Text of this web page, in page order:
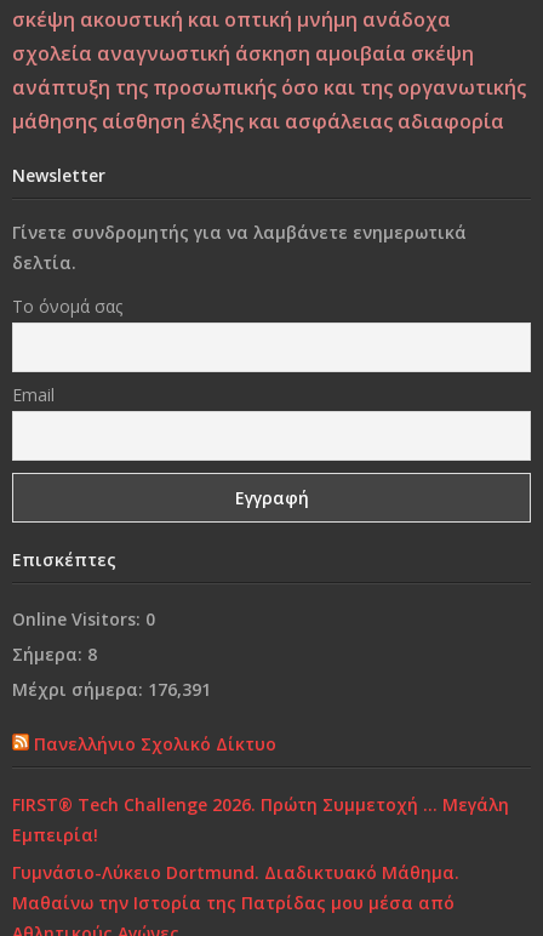
Το δέντρο, το πουλί και τα φτερά: Η αλληγορία της
πίστης στον εαυτό στους ύποπτους καιρούς
Η Παιδεία και η Μάθηση υπό το Πρίσμα του Δημήτρη
μορφές βίας που προμηνύουν το κακό
Στο διάβα της ζωής να φροντίσεις να παραμείνεις
«Δεν φωτιζόμαστε κοιτάζοντας το φως, αλλά
Γονικές συμπεριφορές που εμποδίζουν τα παιδιά να
είναι επιτυχημένα
Ναι, θα έφευγα
Ο κόσμος μας…
Χρόνια Πολλά...
Ελένη Γλύκατζη Αρβελέρ: Η Παιδεία είναι το μόνο
αντίδοτο στην κρίση και ξεκινά από το σπίτι
Τι και πώς να μαθαίνουμε
σκέψη ακουστική και οπτική μνήμη ανάδοχα
σχολεία αναγνωστική άσκηση αμοιβαία σκέψη
ανάπτυξη της προσωπικής όσο και της οργανωτικής
μάθησης αίσθηση έλξης και ασφάλειας αδιαφορία
Newsletter
Γίνετε συνδρομητής για να λαμβάνετε ενημερωτικά
δελτία.
Το όνομά σας
Email
Επισκέπτες
Online Visitors: 0
Σήμερα: 8
Μέχρι σήμερα: 176,391
Πανελλήνιο Σχολικό Δίκτυο
FIRST® Tech Challenge 2026. Πρώτη Συμμετοχή … Μεγάλη
Εμπειρία!
Γυμνάσιο-Λύκειο Dortmund. Διαδικτυακό Μάθημα.
Μαθαίνω την Ιστορία της Πατρίδας μου μέσα από